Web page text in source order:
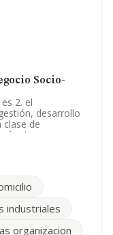
Socio-
2. el
desarrollo
de
de servicios
b. centro de dia.
Limitada.
y/o
industriales
organizacion